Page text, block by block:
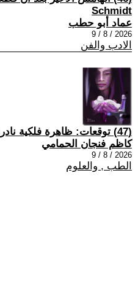
Schmidt
عماد أبو حطب
2026 / 8 / 9
الادب والفن
(47) توقعات: ظاهرة فلكية نادرة
كاظم فنجان الحمامي
2026 / 8 / 9
الطب , والعلوم